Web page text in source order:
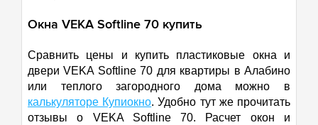
Окна VEKA Softline 70 купить
Сравнить цены и купить пластиковые окна и
двери VEKA Softline 70 для квартиры в Алабино
или теплого загородного дома можно в
калькуляторе Купиокно. Удобно тут же прочитать
отзывы о VEKA Softline 70. Расчет окон и